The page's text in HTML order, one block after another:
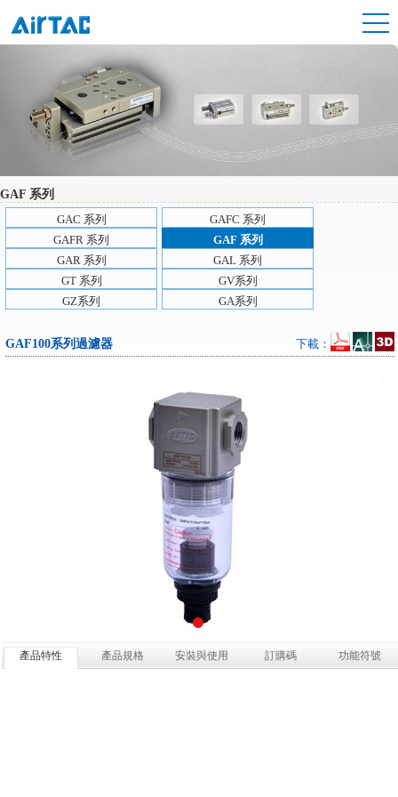
GAF 系列
GAC 系列
GAFC 系列
GAFR 系列
GAF 系列
GAR 系列
GAL 系列
GT 系列
GV系列
GZ系列
GA系列
GAF100系列過濾器 下載：
產品特性 產品規格 安裝與使用 訂購碼 功能符號